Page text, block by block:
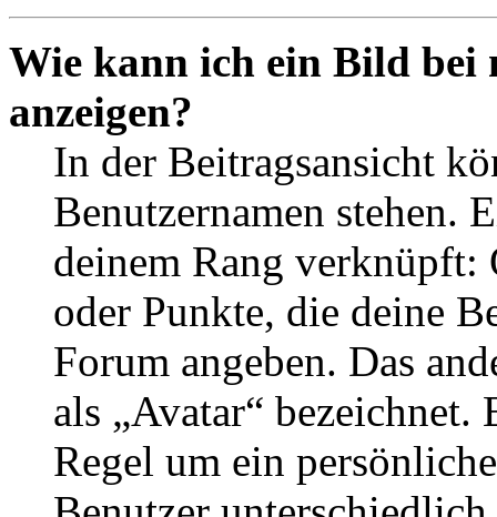
Wie kann ich ein Bild bei
anzeigen?
In der Beitragsansicht
Benutzernamen stehen.
deinem Rang verknüpft:
oder Punkte, die deine
Forum angeben. Das
als „Avatar“
Regel um ein